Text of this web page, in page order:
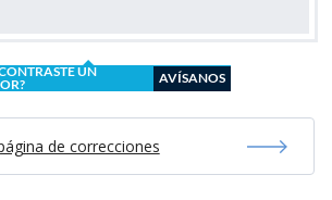
UN
AVÍSANOS
de correcciones